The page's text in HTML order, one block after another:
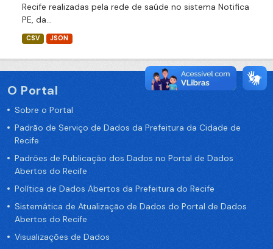
Recife realizadas pela rede de saúde no sistema Notifica
PE, da...
CSV JSON
O Portal
Sobre o Portal
Padrão de Serviço de Dados da Prefeitura da Cidade de
Recife
Padrões de Publicação dos Dados no Portal de Dados
Abertos do Recife
Política de Dados Abertos da Prefeitura do Recife
Sistemática de Atualização de Dados do Portal de Dados
Abertos do Recife
Visualizações de Dados